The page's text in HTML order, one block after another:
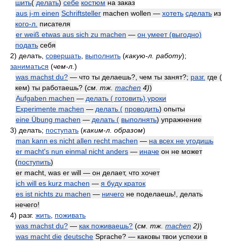
шить( делать) себе костюм на заказ
aus j-m einen Schriftsteller machen wollen — хотеть сделать из
кого-л. писателя
er weiß etwas aus sich zu machen — он умеет (выгодно)
подать себя
2) делать, совершать выполнить (какую-л. работу);
заниматься (чем-л. )
was machst du? — что ты делаешь?, чем ты занят?; разг. где (
кем) ты работаешь? (см. тж. machen 4))
Aufgaben machen — делать ( готовить) уроки
Experimente machen — делать ( проводить) опыты
eine Übung machen — делать ( выполнять) упражнение
3) делать; поступать (каким-л. образом)
man kann es nicht allen recht machen — на всех не угодишь
er macht's nun einmal nicht anders — иначе он не может
(поступить)
er macht, was er will — он делает, что хочет
ich will es kurz machen — я буду краток
es ist nichts zu machen — ничего не поделаешь!, делать
нечего!
4) разг. жить поживать
was machst du? — как поживаешь? (см. тж. machen 2))
was macht die deutsche Sprache? — каковы твои успехи в